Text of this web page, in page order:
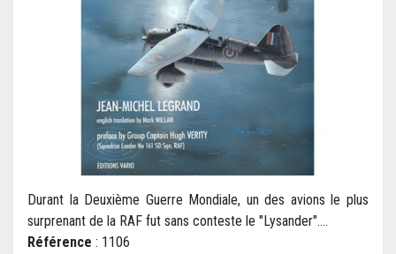
Durant la Deuxième Guerre Mondiale, un des avions le plus
surprenant de la RAF fut sans conteste le "Lysander"....
Référence : 1106